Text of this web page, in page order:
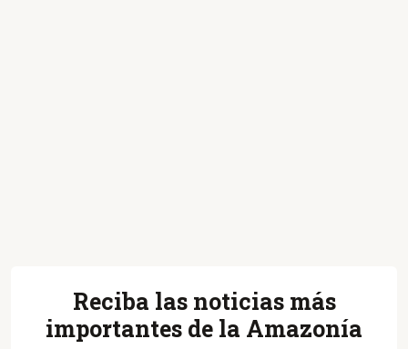
Reciba las noticias más
importantes de la Amazonía